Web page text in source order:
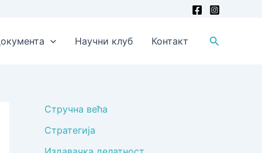
Научни клуб Контакт Претрага
Стручна већа
Стратегија